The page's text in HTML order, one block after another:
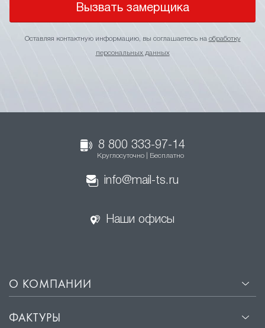
Вызвать замерщика
Оставляя контактную информацию, вы соглашаетесь на обработку
персональных данных
8 800 333-97-14
Круглосуточно | Бесплатно
info@mail-ts.ru
Наши офисы
О КОМПАНИИ
ФАКТУРЫ